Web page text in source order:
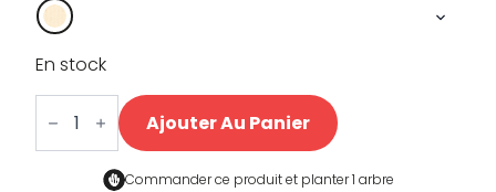
En stock
quantité
de
Track
Sweater
Ajouter Au Panier
Commander ce produit et planter 1 arbre